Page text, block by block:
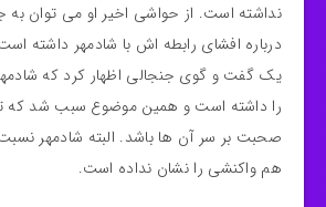
نداشته است. از حواشی اخیر او می توان به
درباره افشای رابطه اش با شادمهر داشته
یک گفت و گوی جنجالی اظهار کرد که
را داشته است و همین موضوع سبب شد که
صحبت بر سر آن ها باشد. البته شادمهر
هم واکنشی را نشان نداده است.